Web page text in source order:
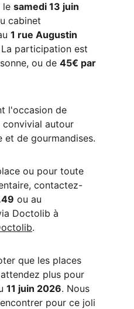
le samedi 13 juin
cabinet
1 rue Augustin
La participation est
ou de 45€ par
l'occasion de
convivial autour
et de gourmandises.
ou pour toute
contactez-
ou au
Doctolib à
.
que les places
plus pour
11 juin 2026. Nous
pour ce joli